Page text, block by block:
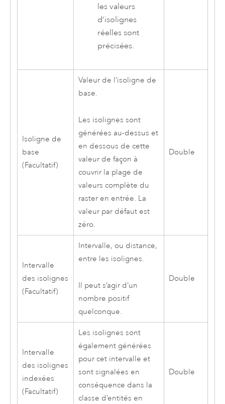
les valeurs
d’isolignes
réelles sont
précisées.
Isoligne de
base
(Facultatif)
Valeur de l’isoligne de
base.
Les isolignes sont
générées au-dessus et
en dessous de cette
valeur de façon à
couvrir la plage de
valeurs complète du
raster en entrée. La
valeur par défaut est
zéro.
Double
Intervalle
des isolignes
(Facultatif)
Intervalle, ou distance,
entre les isolignes.
Il peut s’agir d’un
nombre positif
quelconque.
Double
Intervalle
des isolignes
indexées
(Facultatif)
Les isolignes sont
également générées
pour cet intervalle et
sont signalées en
conséquence dans la
classe d’entités en
Double